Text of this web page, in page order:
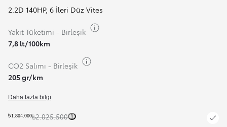
2.2D 140HP, 6 İleri Düz Vites
Yakıt Tüketimi - Birleşik
7,8 lt/100km
CO2 Salımı - Birleşik
205 gr/km
Daha fazla bilgi
₺1.804.000₺2.025.500 1